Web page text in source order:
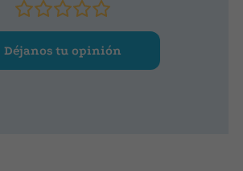
Déjanos tu opinión